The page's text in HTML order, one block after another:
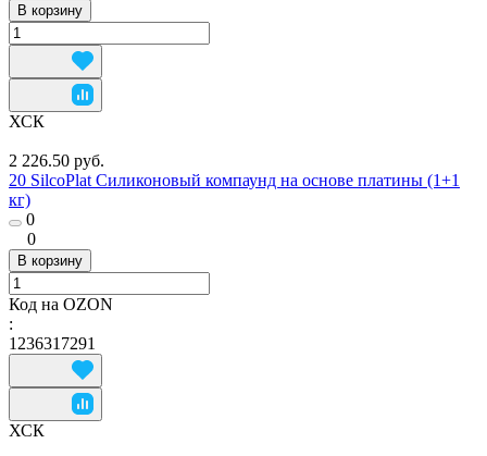
В корзину
ХСК
2 226.50 руб.
20 SilcoPlat Силиконовый компаунд на основе платины (1+1
кг)
0
0
В корзину
Код на OZON
:
1236317291
ХСК